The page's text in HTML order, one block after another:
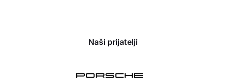
Naši prijatelji